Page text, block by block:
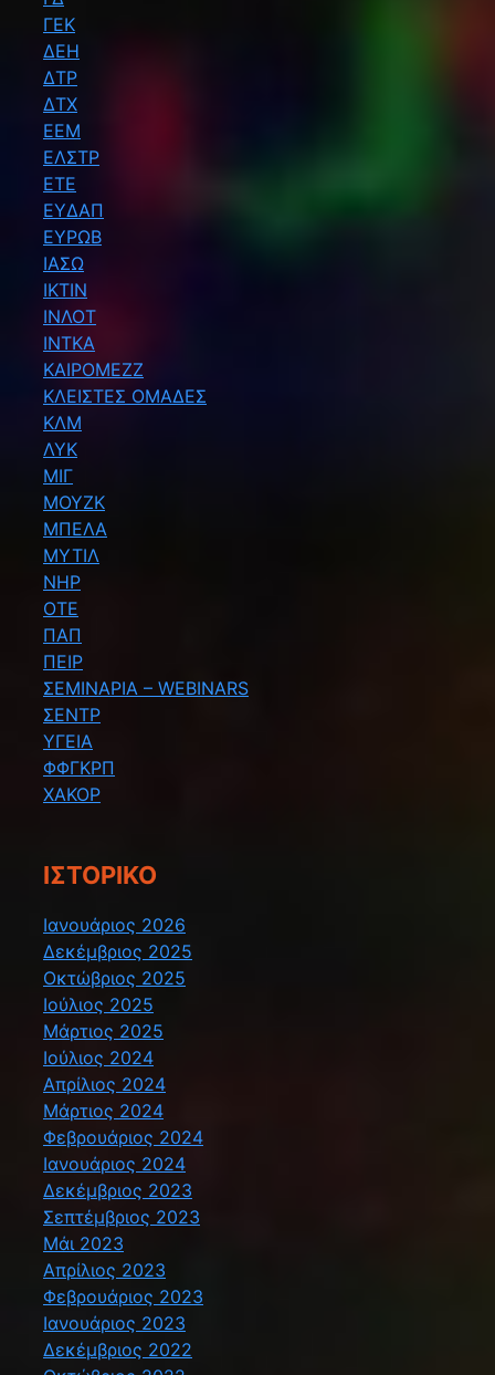
ΓΕΚ
ΔΕΗ
ΔΤΡ
ΔΤΧ
ΕΕΜ
ΕΛΣΤΡ
ΕΤΕ
ΕΥΔΑΠ
ΕΥΡΩΒ
ΙΑΣΩ
ΙΚΤΙΝ
ΙΝΛΟΤ
ΙΝΤΚΑ
ΚΑΙΡΟΜΕΖΖ
ΚΛΕΙΣΤΕΣ ΟΜΑΔΕΣ
ΚΛΜ
ΛΥΚ
ΜΙΓ
ΜΟΥΖΚ
ΜΠΕΛΑ
ΜΥΤΙΛ
ΝΗΡ
ΟΤΕ
ΠΑΠ
ΠΕΙΡ
ΣΕΜΙΝΑΡΙΑ – WEBINARS
ΣΕΝΤΡ
ΥΓΕΙΑ
ΦΦΓΚΡΠ
ΧΑΚΟΡ
ΙΣΤΟΡΙΚΌ
Ιανουάριος 2026
Δεκέμβριος 2025
Οκτώβριος 2025
Ιούλιος 2025
Μάρτιος 2025
Ιούλιος 2024
Απρίλιος 2024
Μάρτιος 2024
Φεβρουάριος 2024
Ιανουάριος 2024
Δεκέμβριος 2023
Σεπτέμβριος 2023
Μάι 2023
Απρίλιος 2023
Φεβρουάριος 2023
Ιανουάριος 2023
Δεκέμβριος 2022